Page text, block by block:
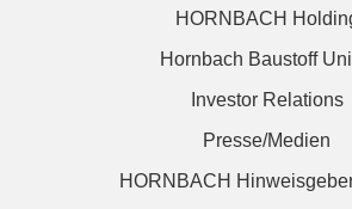
HORNBACH
Hornbach Baustoff
Investor Relations
Presse/Medien
HORNBACH